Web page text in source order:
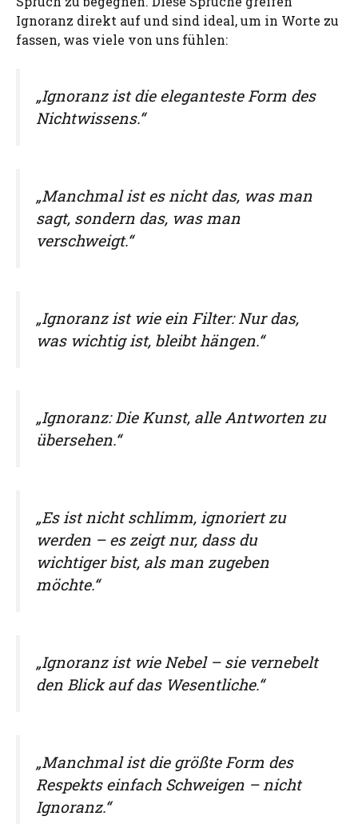
Ignoranz direkt auf und sind ideal, um in Worte zu
fassen, was viele von uns fühlen:
„Ignoranz ist die eleganteste Form des
Nichtwissens.“
„Manchmal ist es nicht das, was man
sagt, sondern das, was man
verschweigt.“
„Ignoranz ist wie ein Filter: Nur das,
was wichtig ist, bleibt hängen.“
„Ignoranz: Die Kunst, alle Antworten zu
übersehen.“
„Es ist nicht schlimm, ignoriert zu
werden – es zeigt nur, dass du
wichtiger bist, als man zugeben
möchte.“
„Ignoranz ist wie Nebel – sie vernebelt
den Blick auf das Wesentliche.“
„Manchmal ist die größte Form des
Respekts einfach Schweigen – nicht
Ignoranz.“